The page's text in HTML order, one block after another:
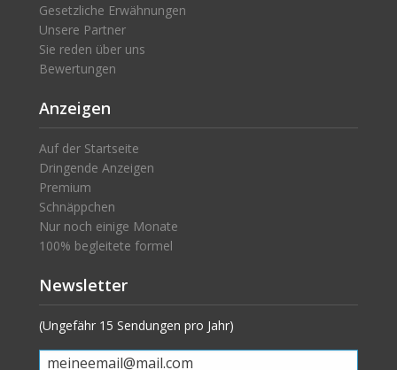
Gesetzliche Erwähnungen
Unsere Partner
Sie reden über uns
Bewertungen
Anzeigen
Auf der Startseite
Dringende Anzeigen
Premium
Schnäppchen
Nur noch einige Monate
100% begleitete formel
Newsletter
(Ungefähr 15 Sendungen pro Jahr)